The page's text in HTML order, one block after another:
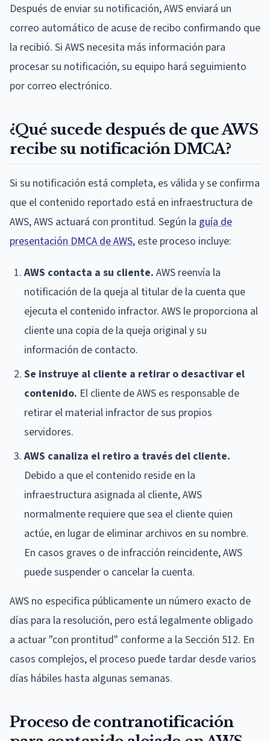
Después de enviar su notificación, AWS enviará un
correo automático de acuse de recibo confirmando que
la recibió. Si AWS necesita más información para
procesar su notificación, su equipo hará seguimiento
por correo electrónico.
¿Qué sucede después de que AWS
recibe su notificación DMCA?
Si su notificación está completa, es válida y se confirma
que el contenido reportado está en infraestructura de
AWS, AWS actuará con prontitud. Según la guía de
presentación DMCA de AWS, este proceso incluye:
AWS contacta a su cliente. AWS reenvía la
notificación de la queja al titular de la cuenta que
ejecuta el contenido infractor. AWS le proporciona al
cliente una copia de la queja original y su
información de contacto.
Se instruye al cliente a retirar o desactivar el
contenido. El cliente de AWS es responsable de
retirar el material infractor de sus propios
servidores.
AWS canaliza el retiro a través del cliente.
Debido a que el contenido reside en la
infraestructura asignada al cliente, AWS
normalmente requiere que sea el cliente quien
actúe, en lugar de eliminar archivos en su nombre.
En casos graves o de infracción reincidente, AWS
puede suspender o cancelar la cuenta.
AWS no especifica públicamente un número exacto de
días para la resolución, pero está legalmente obligado
a actuar "con prontitud" conforme a la Sección 512. En
casos complejos, el proceso puede tardar desde varios
días hábiles hasta algunas semanas.
Proceso de contranotificación